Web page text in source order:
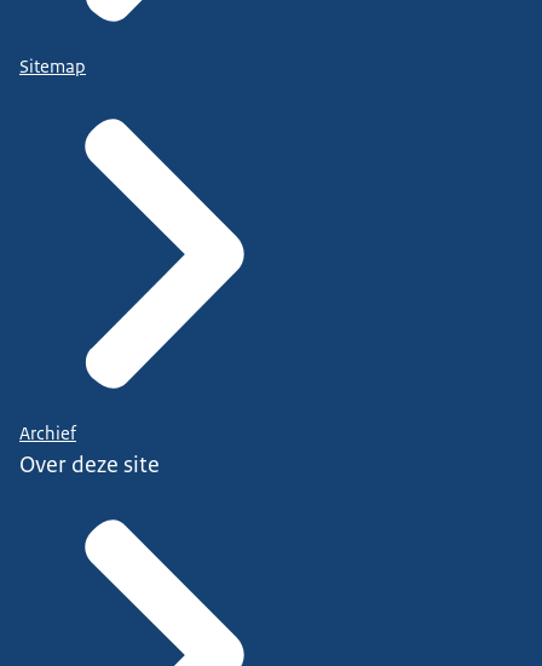
Sitemap
Archief
Over deze site